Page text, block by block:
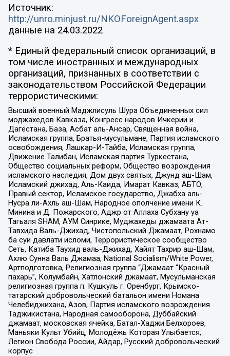
Источник:
http://unro.minjust.ru/NKOForeignAgent.aspx
данные на 24.03.2022
* Единый федеральный список организаций, в
том числе иностранных и международных
организаций, признанных в соответствии с
законодательством Российской Федерации
террористическими:
Высший военный Маджлисуль Шура Объединенных сил
моджахедов Кавказа, Конгресс народов Ичкерии и
Дагестана, База, Асбат аль-Ансар, Священная война,
Исламская группа, Братья-мусульмане, Партия исламского
освобождения, Лашкар-И-Тайба, Исламская группа,
Движение Талибан, Исламская партия Туркестана,
Общество социальных реформ, Общество возрождения
исламского наследия, Дом двух святых, Джунд аш-Шам,
Исламский джихад, Аль-Каида, Имарат Кавказ, АБТО,
Правый сектор, Исламское государство, Джабха аль-
Нусра ли-Ахль аш-Шам, Народное ополчение имени К.
Минина и Д. Пожарского, Аджр от Аллаха Субхану уа
Тагьаля SHAM, АУМ Синрике, Муджахеды джамаата Ат-
Тавхида Валь-Джихад, Чистопольский Джамаат, Рохнамо
ба суи давлати исломи, Террористическое сообщество
Сеть, Катиба Таухид валь-Джихад, Хайят Тахрир аш-Шам,
Ахлю Сунна Валь Джамаа, National Socialism/White Power,
Артподготовка, Религиозная группа “Джамаат “Красный
пахарь”, Колумбайн, Хатлонский джамаат, Мусульманская
религиозная группа п. Кушкуль г. Оренбург, Крымско-
татарский добровольческий батальон имени Номана
Челебиджихана, Азов, Партия исламского возрождения
Таджикистана, Народная самооборона, Дуббайский
джамаат, московская ячейка, Батал-Хаджи Белхороев,
Маньяки Культ Убийц, Молодёжь Которая Улыбается,
Легион Свобода России, Айдар, Русский добровольческий
корпус